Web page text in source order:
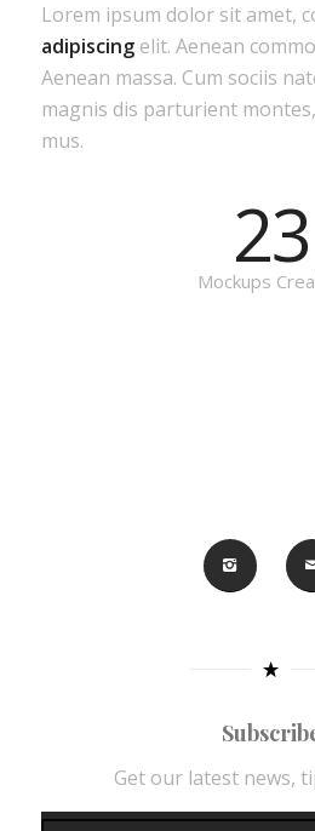
Lorem ipsum dolor sit amet,
adipiscingelit. Aenean
Aenean massa. Cum sociis
magnis dis parturient
mus.
23
Mockups
Get our latest news,